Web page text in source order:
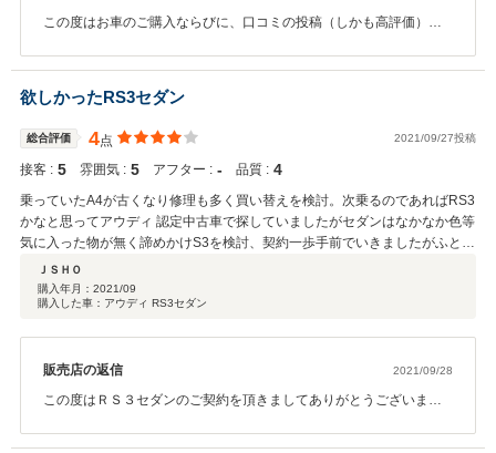
この度はお車のご購入ならびに、口コミの投稿（しかも高評価）を
選びいただきまして感謝でございます。 比較的お近くですので、メ
ンテナンスや車検、万一の際の板金修理などもお任せいただければ
と思います。 この一台だけでなく、後々のお乗り換えやご紹介を頂
けるように頑張ります。 何かお困りの事がございましたら遠慮なく
ご連絡下さい。 今後ともよろしくお願い致します。
欲しかったRS3セダン
総合評価 4点 2021/09/27投稿
接客 : 5 雰囲気 : 5 アフター : ‐ 品質 : 4
乗っていたA4が古くなり修理も多く買い替えを検討。次乗るのであればRS3
かなと思ってアウディ 認定中古車で探していましたがセダンはなかなか色等
気に入った物が無く諦めかけS3を検討、契約一歩手前でいきましたがふとネ
ットで検索すると理想の車が掲載されていました。仕事の現場がお店方面で
仕事終わりにダメもとで連絡してみたところ遅い時間にも関わらず来店を快
く受け入れてくれました。やはり現物を見ると欲しいものは我慢できなかっ
ＪＳＨＯ
購入年月： 2021/09
購入した車：アウディ RS3セダン
販売店の返信 2021/09/28
この度はＲＳ３セダンのご契約を頂きましてありがとうございまし